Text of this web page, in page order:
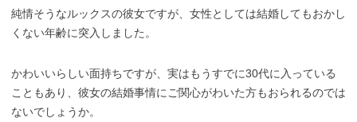
純情そうなルックスの彼女ですが、女性としては結婚してもおかし
くない年齢に突入しました。
かわいいらしい面持ちですが、実はもうすでに30代に入っている
こともあり、彼女の結婚事情にご関心がわいた方もおられるのでは
ないでしょうか。